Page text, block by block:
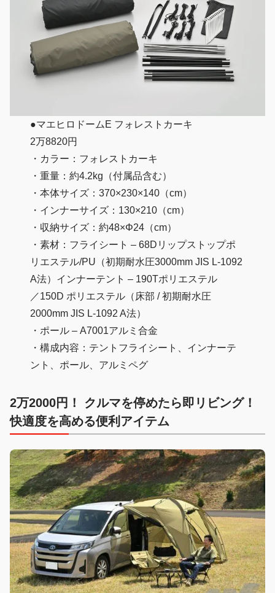
●マエヒロドームE フォレストカーキ
2万8820円
・カラー：フォレストカーキ
・重量：約4.2kg（付属品含む）
・本体サイズ：370×230×140（cm）
・インナーサイズ：130×210（cm）
・収納サイズ：約48×Φ24（cm）
・素材：フライシート – 68Dリップストップポ
リエステル/PU（初期耐水圧3000mm JIS L-1092
A法）インナーテント – 190Tポリエステル
／150D ポリエステル（床部 / 初期耐水圧
2000mm JIS L-1092 A法）
・ポール – A7001アルミ合金
・構成内容：テントフライシート、インナーテ
ント、ポール、アルミペグ
2万2000円！ クルマを停めたら即リビング！
快適度を高める便利アイテム